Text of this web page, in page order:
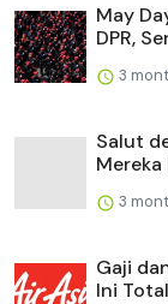
May
DPR,
3
Salut
Mereka
3
Gaji
Ini